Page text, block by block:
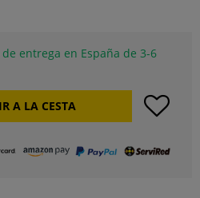
entrega en España de 3-6
A LA CESTA